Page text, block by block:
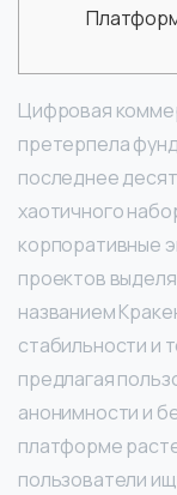
Цифровая
претерпела
последнее
хаотичного
корпоративные
проектов
названием
стабильности и
предлагая
анонимности и
платформе
пользователи